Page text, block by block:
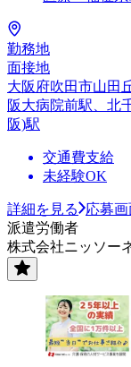
勤務地
面接地
大阪府吹田市山田
阪大病院前駅、北
阪)駅
交通費支給
未経験OK
詳細を見る
応募
派遣労働者
株式会社ニッソー